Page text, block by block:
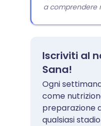
a comprendere
Iscriviti al
Sana!
Ogni
come
preparazione
qualsiasi